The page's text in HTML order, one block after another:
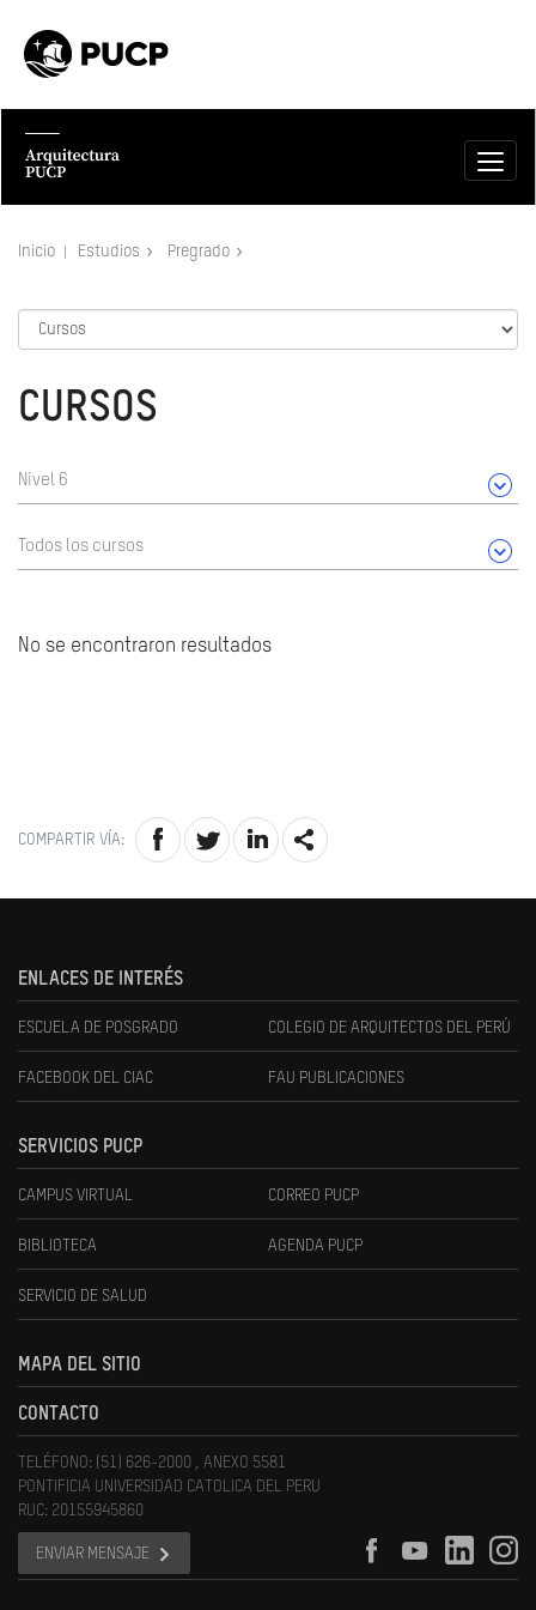
Inicio Estudios Pregrado
CURSOS
Nivel 6
Todos los cursos
No se encontraron resultados
COMPARTIR VÍA:
ENLACES DE INTERÉS
ESCUELA DE POSGRADO COLEGIO DE ARQUITECTOS DEL PERÚ
FACEBOOK DEL CIAC FAU PUBLICACIONES
SERVICIOS PUCP
CAMPUS VIRTUAL CORREO PUCP
BIBLIOTECA AGENDA PUCP
SERVICIO DE SALUD
MAPA DEL SITIO
CONTACTO
TELÉFONO: (51) 626-2000 , ANEXO 5581
PONTIFICIA UNIVERSIDAD CATOLICA DEL PERU
RUC: 20155945860
ENVIAR MENSAJE